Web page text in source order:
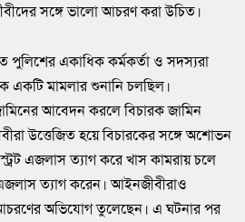
সঙ্গে ভালো আচরণ করা উচিত।
পুলিশের একাধিক কর্মকর্তা ও সদস্যরা
একটি মামলার শুনানি চলছিল।
আবেদন করলে বিচারক জামিন
উত্তেজিত হয়ে বিচারকের সঙ্গে অশোভন
এজলাস ত্যাগ করে খাস কামরায় চলে
ত্যাগ করেন। আইনজীবীরাও
অভিযোগ তুলেছেন। এ ঘটনার পর